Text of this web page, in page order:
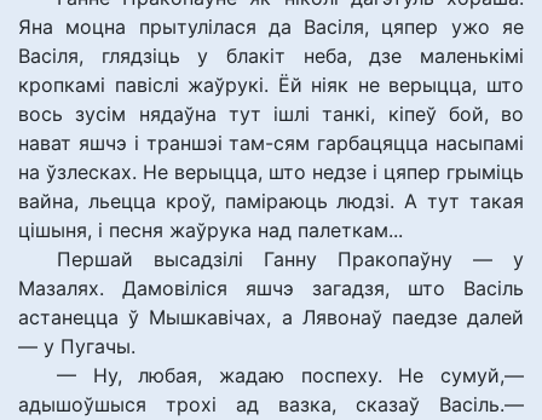
Яна моцна прытулілася да Васіля, цяпер ужо яе
Васіля, глядзіць у блакіт неба, дзе маленькімі
кропкамі павіслі жаўрукі. Ёй ніяк не верыцца, што
вось зусім нядаўна тут ішлі танкі, кіпеў бой, во
нават яшчэ і траншэі там-сям гарбацяцца насыпамі
на ўзлесках. Не верыцца, што недзе і цяпер грыміць
вайна, льецца кроў, паміраюць людзі. А тут такая
цішыня, і песня жаўрука над палеткам...
Першай высадзілі Ганну Пракопаўну — у
Мазалях. Дамовіліся яшчэ загадзя, што Васіль
астанецца ў Мышкавічах, а Лявонаў паедзе далей
— у Пугачы.
— Ну, любая, жадаю поспеху. Не сумуй,—
адышоўшыся трохі ад вазка, сказаў Васіль.—